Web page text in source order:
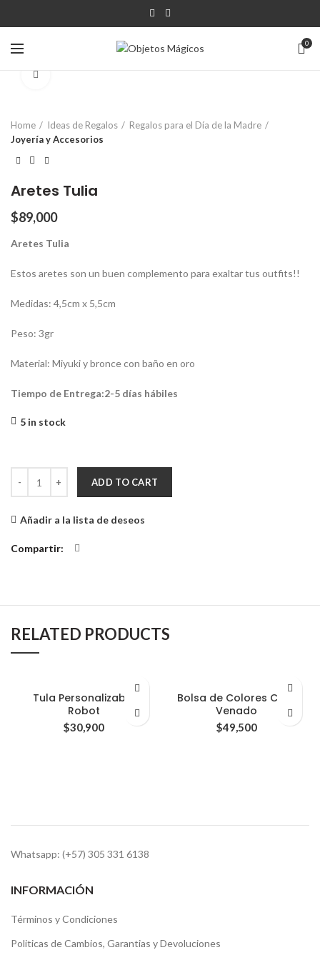
0
Home Ideas de Regalos
Regalos para el Día de la Madre
Joyería y Accesorios
Aretes Tulia
$89,000
Aretes Tulia
Estos aretes son un buen complemento para exaltar tus outfits!!
Medidas: 4,5cm x 5,5cm
Peso: 3gr
Material: Miyuki y bronce con baño en oro
Tiempo de Entrega:2-5 días hábiles
5 in stock
ADD TO CART
Añadir a la lista de deseos
Compartir
RELATED PRODUCTS
Tula Personalizable
Robot
$30,900
Bolsa de Colores Cara
Venado
$49,500
Whatsapp: (+57) 305 331 6138
INFORMACIÓN
Términos y Condiciones
Politicas de Cambios, Garantias y Devoluciones